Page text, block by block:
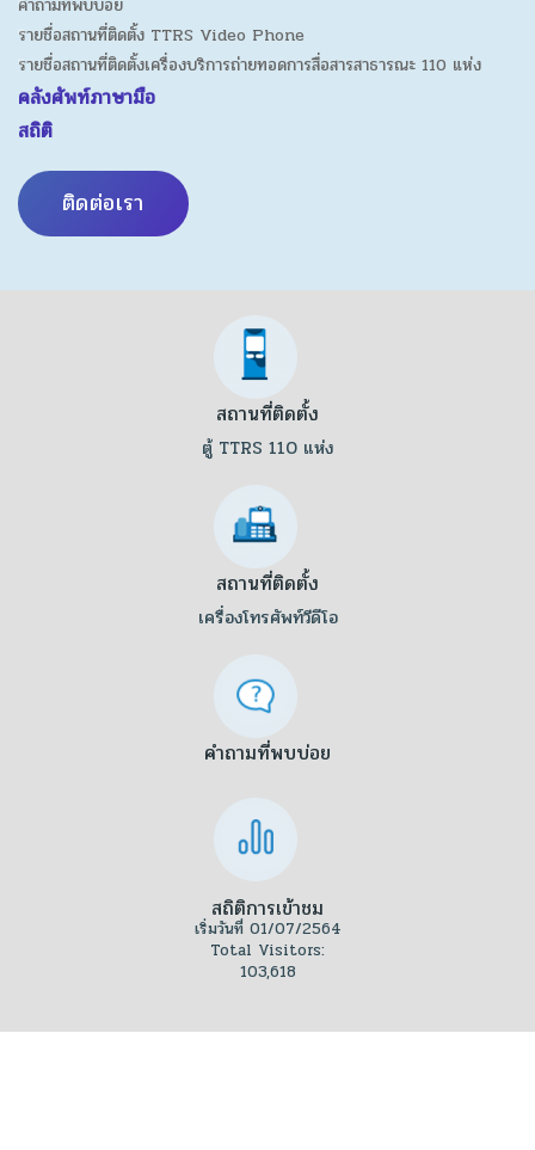
คำถามที่พบบ่อย
รายชื่อสถานที่ติดตั้ง TTRS Video Phone
รายชื่อสถานที่ติดตั้งเครื่องบริการถ่ายทอดการสื่อสารสาธารณะ 110 แห่ง
คลังศัพท์ภาษามือ
สถิติ
ติดต่อเรา
สถานที่ติดตั้ง
ตู้ TTRS 110 แห่ง
สถานที่ติดตั้ง
เครื่องโทรศัพท์วีดีโอ
คำถามที่พบบ่อย
สถิติการเข้าชม
เริ่มวันที่ 01/07/2564
Total Visitors:
103,618